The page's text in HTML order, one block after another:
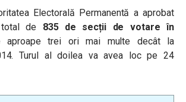
Electorală Permanentă a aprobat
total de 835 de secții de votare în
aproape trei ori mai multe decât la
Turul al doilea va avea loc pe 24